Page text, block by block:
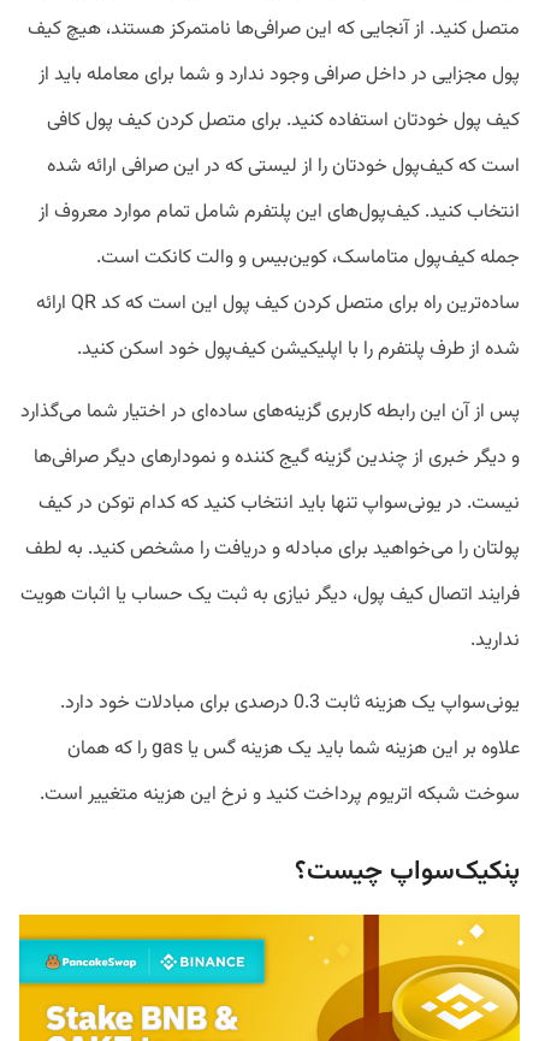
متصل کنید. از آنجایی که این صرافی‌ها نامتمرکز هستند، هیچ کیف
پول مجزایی در داخل صرافی وجود ندارد و شما برای معامله باید از
کیف پول خودتان استفاده کنید. برای متصل کردن کیف پول کافی
است که کیف‌پول خودتان را از لیستی که در این صرافی ارائه شده
انتخاب کنید. کیف‌پول‌های این پلتفرم شامل تمام موارد معروف از
جمله کیف‌پول متاماسک، کوین‌بیس و والت کانکت است.
ساده‌ترین راه برای متصل کردن کیف پول این است که کد QR ارائه
شده از طرف پلتفرم را با اپلیکیشن کیف‌پول خود اسکن کنید.
پس از آن این رابطه کاربری گزینه‌های ساده‌ای در اختیار شما می‌گذارد
و دیگر خبری از چندین گزینه گیج کننده و نمودار‌های دیگر صرافی‌ها
نیست. در یونی‌سواپ تنها باید انتخاب کنید که کدام توکن در کیف
پولتان را می‌خواهید برای مبادله و دریافت را مشخص کنید. به لطف
فرایند اتصال کیف پول، دیگر نیازی به ثبت یک حساب یا اثبات هویت
ندارید.
یونی‌سواپ یک هزینه ثابت 0.3 درصدی برای مبادلات خود دارد.
علاوه بر این هزینه شما باید یک هزینه گس یا gas را که همان
سوخت شبکه اتریوم پرداخت کنید و نرخ این هزینه متغییر است.
پنکیک‌سواپ چیست؟